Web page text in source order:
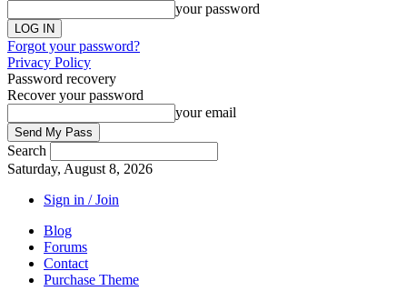
your password
Forgot your password?
Privacy Policy
Password recovery
Recover your password
your email
Search
Saturday, August 8, 2026
Sign in / Join
Blog
Forums
Contact
Purchase Theme